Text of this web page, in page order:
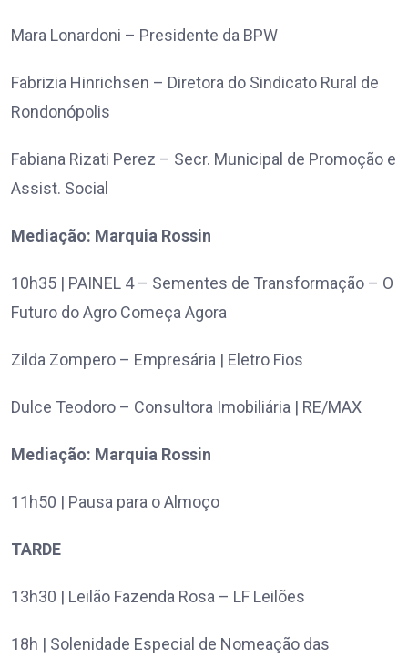
Mara Lonardoni – Presidente da BPW
Fabrizia Hinrichsen – Diretora do Sindicato Rural de
Rondonópolis
Fabiana Rizati Perez – Secr. Municipal de Promoção e
Assist. Social
Mediação: Marquia Rossin
10h35 | PAINEL 4 – Sementes de Transformação – O
Futuro do Agro Começa Agora
Zilda Zompero – Empresária | Eletro Fios
Dulce Teodoro – Consultora Imobiliária | RE/MAX
Mediação: Marquia Rossin
11h50 | Pausa para o Almoço
TARDE
13h30 | Leilão Fazenda Rosa – LF Leilões
18h | Solenidade Especial de Nomeação das